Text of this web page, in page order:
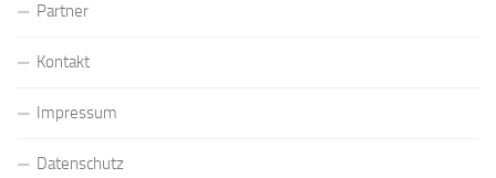
Partner
Kontakt
Impressum
Datenschutz